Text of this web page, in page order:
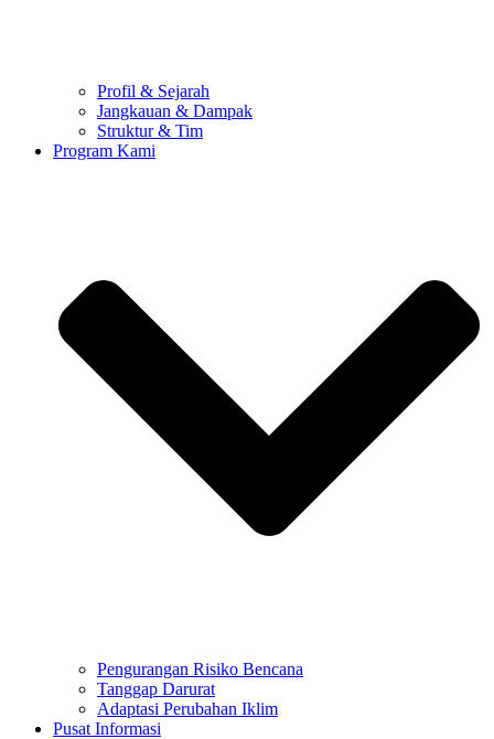
Profil & Sejarah
Jangkauan & Dampak
Struktur & Tim
Program Kami
Pengurangan Risiko Bencana
Tanggap Darurat
Adaptasi Perubahan Iklim
Pusat Informasi